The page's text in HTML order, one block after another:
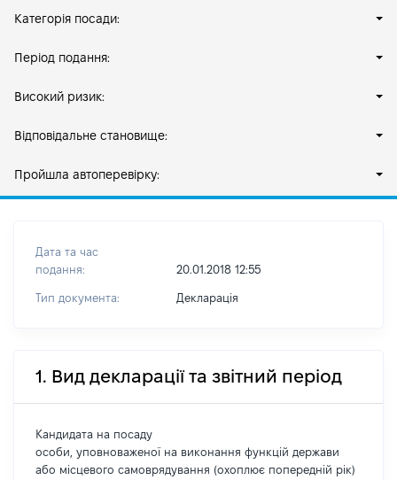
Категорія посади:
Період подання:
Високий ризик:
Відповідальне становище:
Пройшла автоперевірку:
Дата та час
подання:
20.01.2018 12:55
Тип документа: Декларація
1. Вид декларації та звітний період
Кандидата на посаду
особи, уповноваженої на виконання функцій держави
або місцевого самоврядування (охоплює попередній рік)